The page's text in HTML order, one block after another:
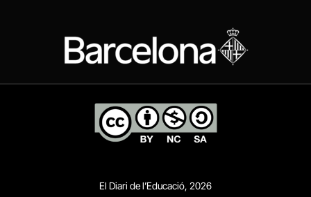
El Diari de l’Educació, 2026